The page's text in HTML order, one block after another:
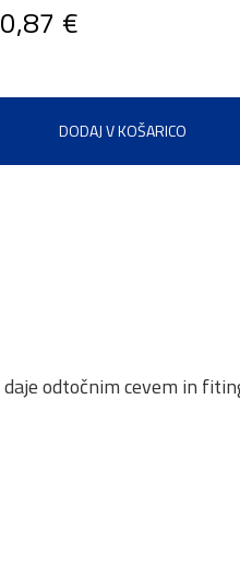
0,87 €
DODAJ V KOŠARICO
odtočnim cevem in